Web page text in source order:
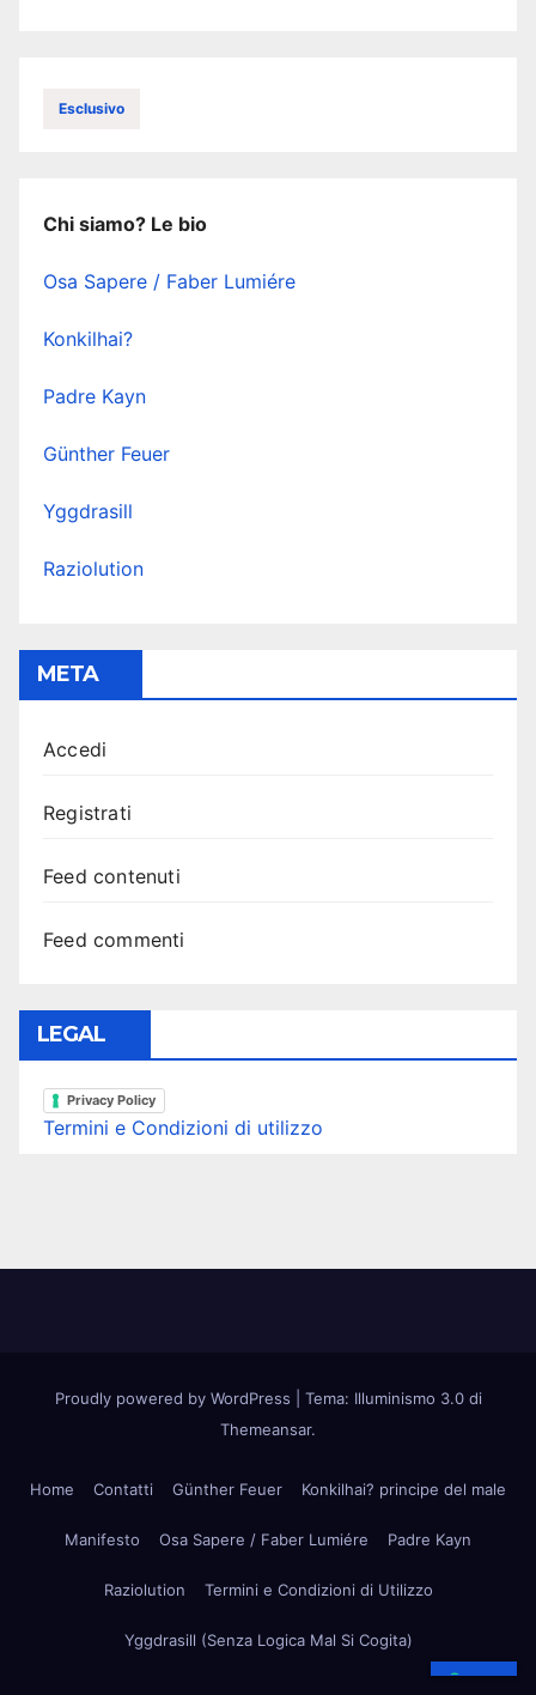
Esclusivo
Chi siamo? Le bio
Osa Sapere / Faber Lumiére
Konkilhai?
Padre Kayn
Günther Feuer
Yggdrasill
Raziolution
META
Accedi
Registrati
Feed contenuti
Feed commenti
LEGAL
Privacy Policy
Termini e Condizioni di utilizzo
Proudly powered by WordPress
Tema: Illuminismo 3.0 di
Themeansar.
Home Contatti Günther Feuer Konkilhai? principe del male
Manifesto Osa Sapere / Faber Lumiére Padre Kayn
Raziolution Termini e Condizioni di Utilizzo
Yggdrasill (Senza Logica Mal Si Cogita)